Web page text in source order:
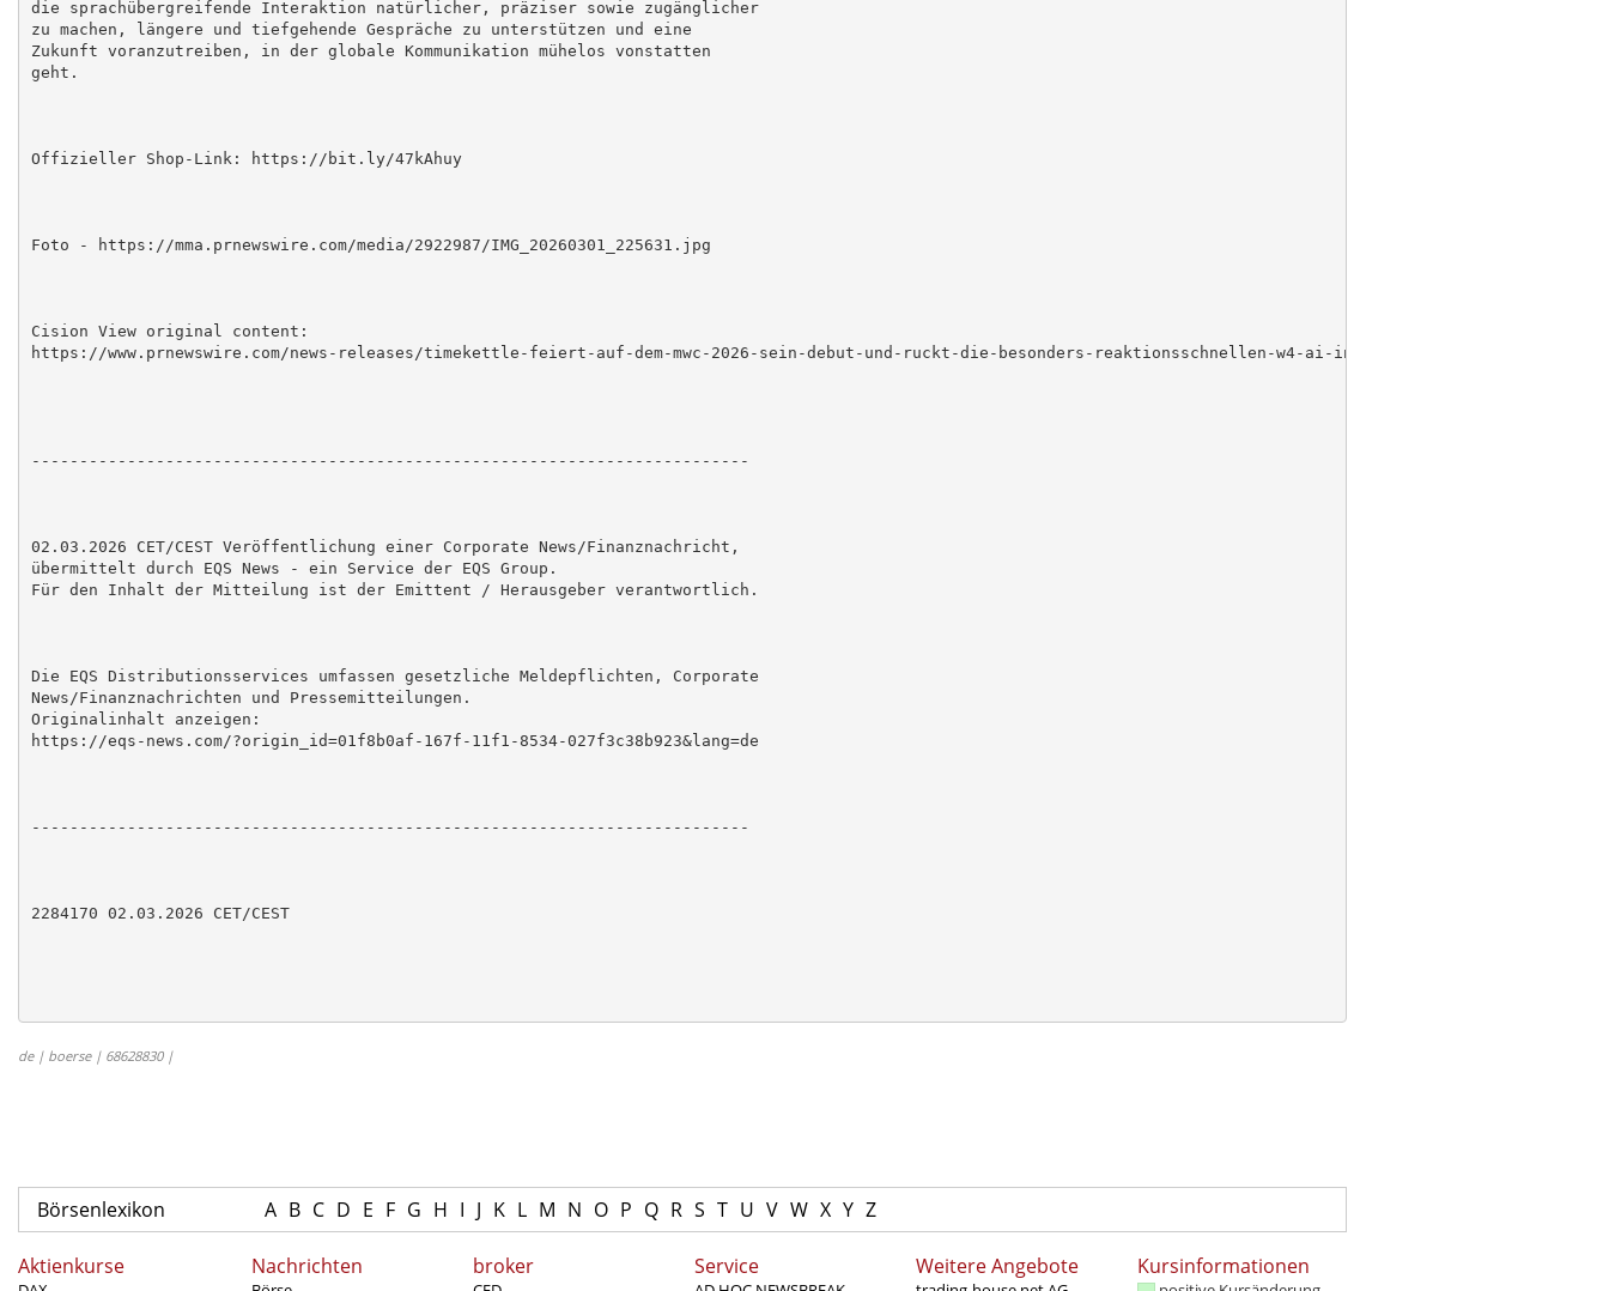
die sprachübergreifende Interaktion natürlicher, präziser sowie zugänglicher
zu machen, längere und tiefgehende Gespräche zu unterstützen und eine
Zukunft voranzutreiben, in der globale Kommunikation mühelos vonstatten
geht.
Offizieller Shop-Link: https://bit.ly/47kAhuy
Foto - https://mma.prnewswire.com/media/2922987/IMG_20260301_225631.jpg
Cision View original content:
https://www.prnewswire.com/news-releases/timekettle-feiert-auf-dem-mwc-2026-sein-debut-und-ruckt-die-besonders-reaktionsschnellen-w4-ai-interpreter-earbuds-in-den-
---------------------------------------------------------------------------
02.03.2026 CET/CEST Veröffentlichung einer Corporate News/Finanznachricht,
übermittelt durch EQS News - ein Service der EQS Group.
Für den Inhalt der Mitteilung ist der Emittent / Herausgeber verantwortlich.
Die EQS Distributionsservices umfassen gesetzliche Meldepflichten, Corporate
News/Finanznachrichten und Pressemitteilungen.
Originalinhalt anzeigen:
https://eqs-news.com/?origin_id=01f8b0af-167f-11f1-8534-027f3c38b923&lang=de
---------------------------------------------------------------------------
2284170 02.03.2026 CET/CEST
de | boerse | 68628830 |
Börsenlexikon A B C D E F G H I J K L M N O P Q R S T U V W X Y Z
Aktienkurse Nachrichten broker Service Weitere Angebote Kursinformationen